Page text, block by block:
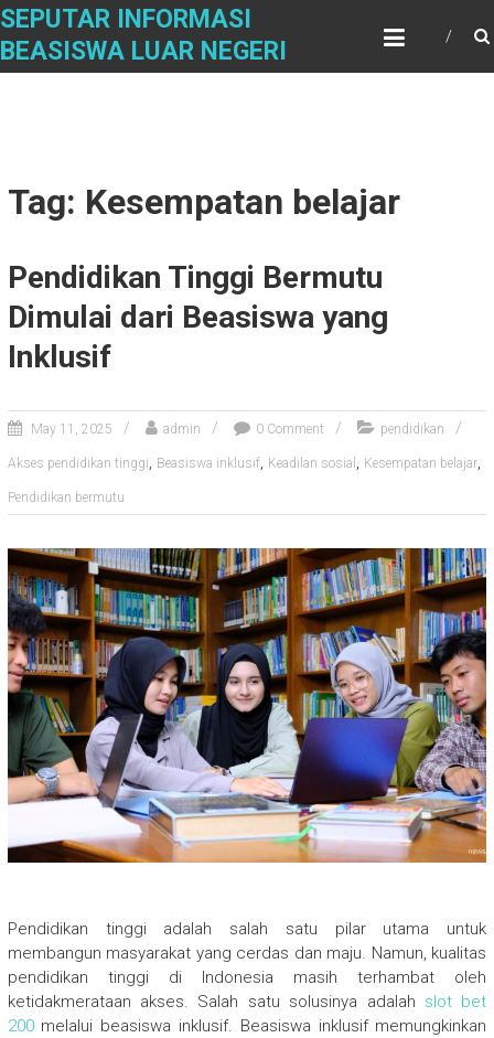
Skip
content
SEPUTAR INFORMASI
BEASISWA LUAR NEGERI
Tag: Kesempatan belajar
Pendidikan Tinggi Bermutu
Dimulai dari Beasiswa yang
Inklusif
May 11, 2025 admin 0 Comment pendidikan
Akses pendidikan tinggi, Beasiswa inklusif, Keadilan sosial , Kesempatan belajar,
Pendidikan bermutu
Pendidikan tinggi adalah salah satu pilar utama untuk
membangun masyarakat yang cerdas dan maju. Namun, kualitas
pendidikan tinggi di Indonesia masih terhambat oleh
ketidakmerataan akses. Salah satu solusinya adalah slot bet
200melalui beasiswa inklusif. Beasiswa inklusif memungkinkan